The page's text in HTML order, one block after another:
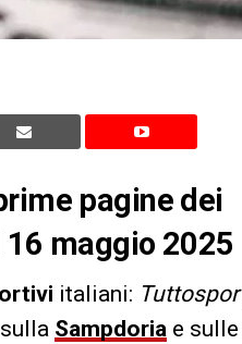
pagine dei
maggio 2025
italiani:
Sampdoria e